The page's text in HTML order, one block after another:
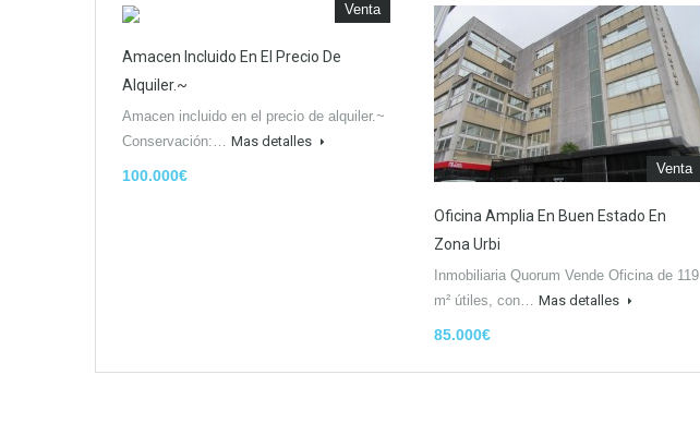
Venta
Amacen Incluido En El Precio De
Alquiler.~
Amacen incluido en el precio de alquiler.~
Conservación:… Mas detalles
100.000€ Venta
Oficina Amplia En Buen Estado En
Zona Urbi
Inmobiliaria Quorum Vende Oficina de 119
m² útiles, con… Mas detalles
85.000€